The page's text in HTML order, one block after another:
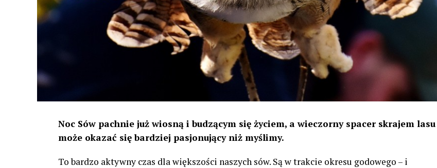
Noc Sów pachnie już wiosną i budzącym się życiem, a wieczorny spacer skrajem lasu
może okazać się bardziej pasjonujący niż myślimy.
To bardzo aktywny czas dla większości naszych sów. Są w trakcie okresu godowego – i